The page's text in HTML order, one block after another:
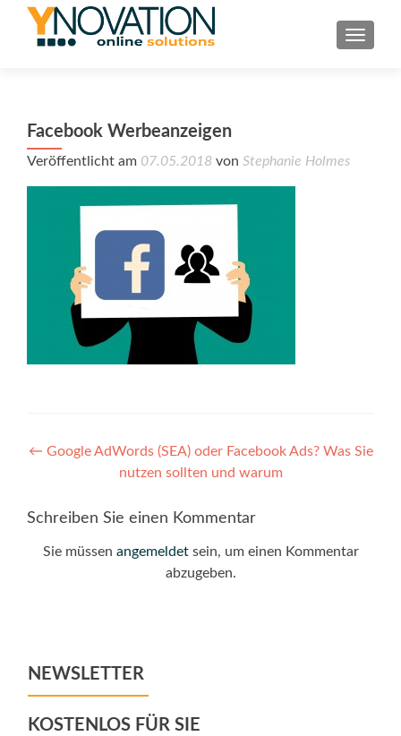
Facebook Werbeanzeigen
Veröffentlicht am 07.05.2018 von Stephanie Holmes
Post
navigation
← Google AdWords (SEA) oder Facebook Ads? Was Sie
nutzen sollten und warum
Schreiben Sie einen Kommentar
Sie müssen angemeldetsein, um einen Kommentar
abzugeben.
NEWSLETTER
KOSTENLOS FÜR SIE